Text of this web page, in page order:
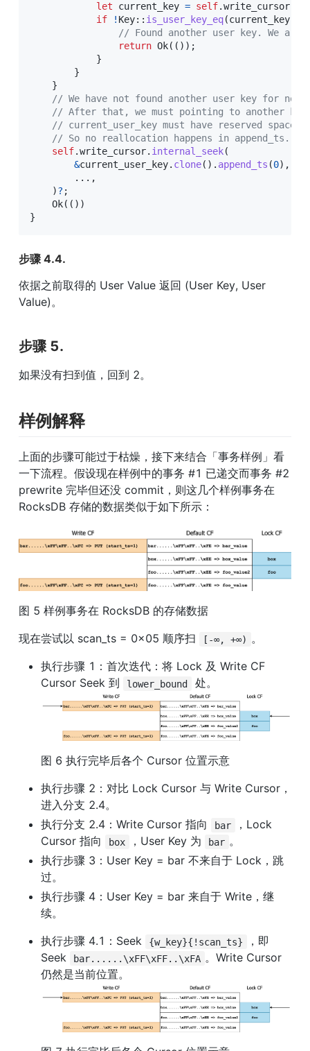
let current_key = self.write_cursor
if
! Key:: is_user_key_eq(current_key
// Found another user key. We are
return Ok( ( ) ) ;
}
}
}
// We have not found another user key for
// After that, we must pointing to another
// current_user_key must have reserved
// So no reallocation happens in append_ts.
self.write_cursor. internal_seek(
&current_user_key. clone( ) . append_ts (0) ,
... ,
)? ;
Ok( ( ) )
}
步骤 4.4.
依据之前取得的 User Value 返回 (User Key, User
Value)。
步骤 5.
如果没有扫到值，回到 2。
样例解释
上面的步骤可能过于枯燥，接下来结合「事务样例」看
一下流程。假设现在样例中的事务 #1 已递交而事务 #2
prewrite 完毕但还没 commit，则这几个样例事务在
RocksDB 存储的数据类似于如下所示：
图 5 样例事务在 RocksDB 的存储数据
现在尝试以 scan_ts = 0x05 顺序扫
[-∞, +∞) 。
执行步骤 1：首次迭代：将 Lock 及 Write CF
Cursor Seek 到
lower_bound 处。
图 6 执行完毕后各个 Cursor 位置示意
执行步骤 2：对比 Lock Cursor 与 Write Cursor，
进入分支 2.4。
执行分支 2.4：Write Cursor 指向
bar
，Lock
Cursor 指向
box ，User Key 为 bar 。
执行步骤 3：User Key = bar 不来自于 Lock，跳
过。
执行步骤 4：User Key = bar 来自于 Write，继
续。
执行步骤 4.1：Seek
{w_key}{!scan_ts}
，即
Seek
bar......\xFF\xFF..\xFA 。Write Cursor
仍然是当前位置。